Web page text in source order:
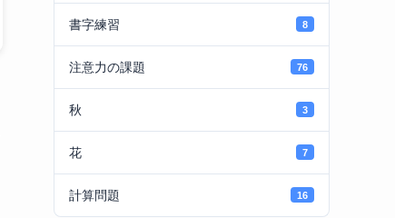
書字練習 8
注意力の課題 76
秋 3
花 7
計算問題 16